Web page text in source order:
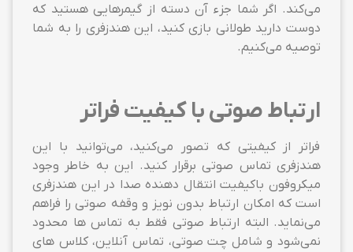
می‌کند. اگر شما جزء آن دسته از گیمرهایی هستید که
دوست دارید طولانی بازی کنید، این هندزفری را به شما
توصیه می‌کنیم.
ارتباط صوتی با کیفیت فراتر
فراتر از کیفیتی که تصور می‌کنید، می‌توانید با این
هندزفری تماس صوتی برقرار کنید. این به خاطر وجود
میکروفون باکیفیت انتقال دهنده صدا در این هندزفری
است که امکان ارتباط بدون نویز و وقفه صوتی را فراهم
می‌نماید. البته ارتباط صوتی فقط به تماس ها محدود
نمی‌شود و شامل چت صوتی، تماس آنلاین، کلاس های